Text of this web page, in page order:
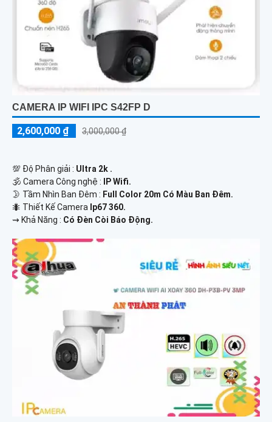
CAMERA IP WIFI IPC S42FP D
2,600,000 ₫ 3,000,000 ₫
💯 Độ Phân giải : Ultra 2k .
🕉️ Camera Công nghệ : IP Wifi.
🌛 Tầm Nhìn Ban Đêm : Full Color 20m Có Màu Ban Đêm.
🐜 Thiết Kế Camera Ip67 360.
️⇝ Khả Năng : Có Đèn Còi Báo Động.